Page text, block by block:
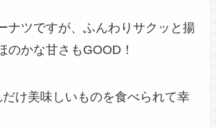
ナツですが、ふんわりサクッと揚
のかな甘さもGOOD！
け美味しいものを食べられて幸